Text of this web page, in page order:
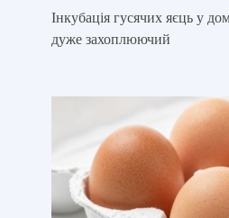
Інкубація гусячих яєць у
дуже захоплюючий